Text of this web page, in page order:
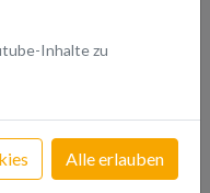
Inhalte zu
Alle erlauben